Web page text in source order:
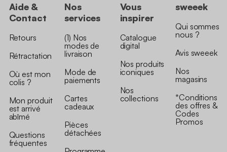
Aide &
Contact
Retours
Rétractation
Où est mon
colis ?
Mon produit
est arrivé
abîmé
Questions
fréquentes
Nos
services
(1) Nos
modes de
livraison
Mode de
paiements
Cartes
cadeaux
Pièces
détachées
Vous
inspirer
Catalogue
digital
Nos produits
iconiques
Nos
collections
sweeek
Qui sommes
nous ?
Avis sweeek
Nos
magasins
*Conditions
des offres &
Codes
Promos